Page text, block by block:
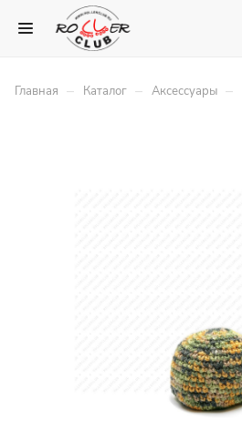
Главная – Каталог – Аксессуары –